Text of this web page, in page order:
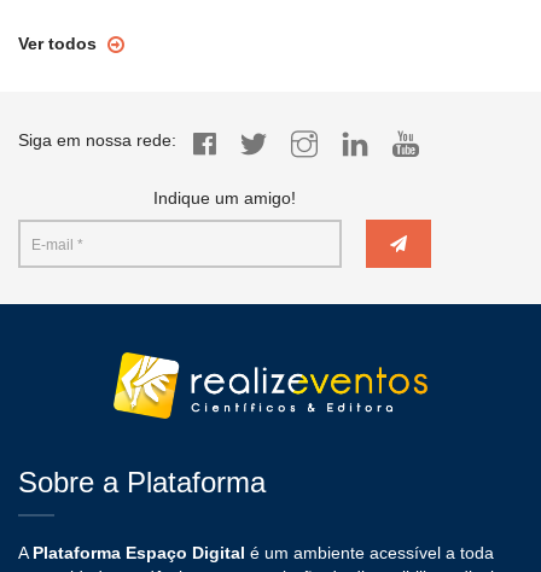
Ver todos
Siga em nossa rede:
Indique um amigo!
Sobre a Plataforma
A Plataforma Espaço Digital é um ambiente acessível a toda